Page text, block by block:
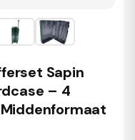
Sapin
– 4